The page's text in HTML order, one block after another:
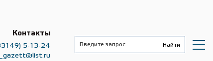
Контакты
5-13-24